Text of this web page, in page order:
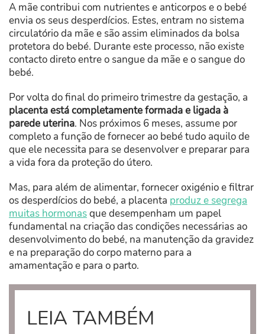
A mãe contribui com nutrientes e anticorpos e o bebé
envia os seus desperdícios. Estes, entram no sistema
circulatório da mãe e são assim eliminados da bolsa
protetora do bebé. Durante este processo, não existe
contacto direto entre o sangue da mãe e o sangue do
bebé.
Por volta do final do primeiro trimestre da gestação, a
placenta está completamente formada e ligada à
parede uterina. Nos próximos 6 meses, assume por
completo a função de fornecer ao bebé tudo aquilo de
que ele necessita para se desenvolver e preparar para
a vida fora da proteção do útero.
Mas, para além de alimentar, fornecer oxigénio e filtrar
os desperdícios do bebé, a placenta produz e segrega
muitas hormonasque desempenham um papel
fundamental na criação das condições necessárias ao
desenvolvimento do bebé, na manutenção da gravidez
e na preparação do corpo materno para a
amamentação e para o parto.
LEIA TAMBÉM